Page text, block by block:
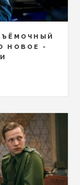
НОВОЕ -